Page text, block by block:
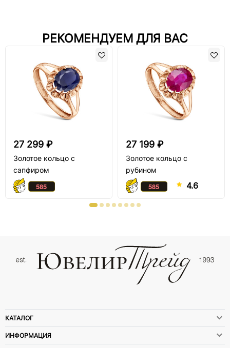
РЕКОМЕНДУЕМ ДЛЯ ВАС
27 299 ₽
Золотое кольцо с
сапфиром
27 199 ₽
Золотое кольцо с
рубином
4.6
КАТАЛОГ
ИНФОРМАЦИЯ